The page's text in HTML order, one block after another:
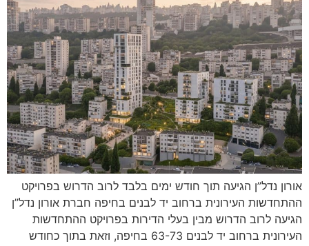
אורון נדל”ן הגיעה תוך חודש ימים בלבד לרוב הדרוש בפרויקט
ההתחדשות העירונית ברחוב יד לבנים בחיפה חברת אורון נדל”ן
הגיעה לרוב הדרוש מבין בעלי הדירות בפרויקט ההתחדשות
העירונית ברחוב יד לבנים 63-73 בחיפה, וזאת בתוך כחודש